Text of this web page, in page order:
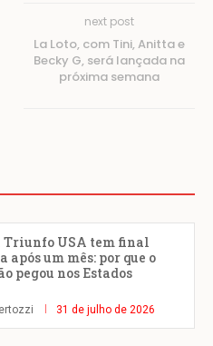
next post
La Loto, com Tini, Anitta e
Becky G, será lançada na
próxima semana
Triunfo USA tem final
após um mês: por que o
pegou nos Estados
31 de julho de 2026